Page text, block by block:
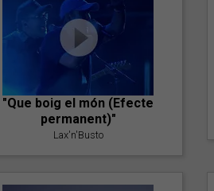
"Que boig el món (Efecte
permanent)"
Lax'n'Busto